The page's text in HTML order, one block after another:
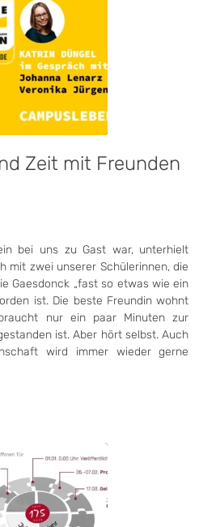
Zeit mit Freunden
bei uns zu Gast war, unterhielt
mit zwei unserer Schülerinnen, die
Gaesdonck „fast so etwas wie ein
ist. Die beste Freundin wohnt
nur ein paar Minuten zur
ist. Aber hört selbst. Auch
wird immer wieder gerne